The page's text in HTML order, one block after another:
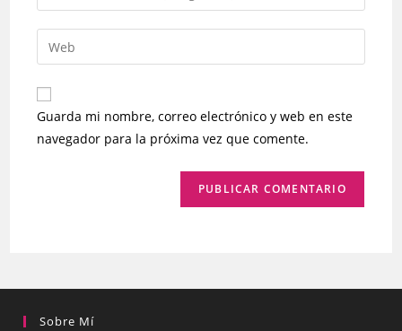
Guarda mi nombre, correo electrónico y web en este
navegador para la próxima vez que comente.
Sobre Mí